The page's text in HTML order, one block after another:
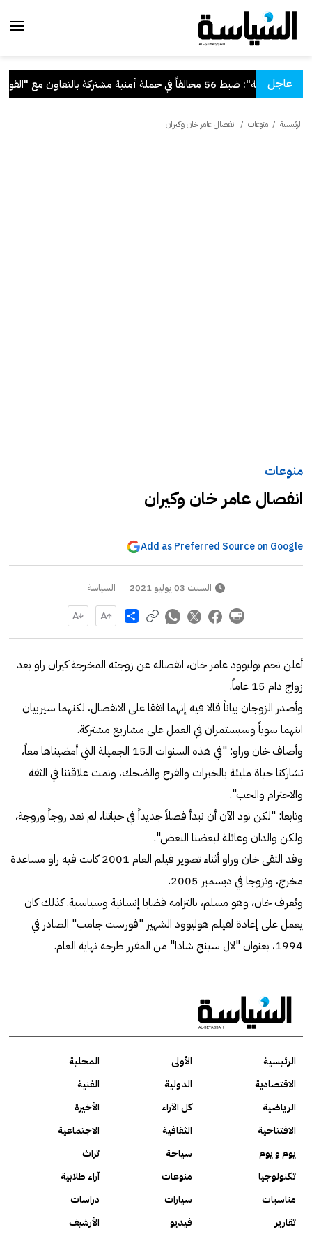
عاجل
"الداخلية": ضبط 56 مخالفاً في حملة أمنية مشتركة بالتعاون مع "القوى العاملة"
الرئيسية / منوعات / انفصال عامر خان وكيران
منوعات
انفصال عامر خان وكيران
Add as Preferred Source on Google
السبت 03 يوليو 2021 السياسة
Share
أعلن نجم بوليوود عامر خان، انفصاله عن زوجته المخرجة كيران راو بعد
زواج دام 15 عاماً.
وأصدر الزوجان بياناً قالا فيه إنهما اتفقا على الانفصال، لكنهما سيربيان
ابنهما سوياً وسيستمران في العمل على مشاريع مشتركة.
وأضاف خان وراو: "في هذه السنوات الـ15 الجميلة التي أمضيناها معاً،
تشاركنا حياة مليئة بالخبرات والفرح والضحك، ونمت علاقتنا في الثقة
والاحترام والحب".
وتابعا: "لكن نود الآن أن نبدأ فصلاً جديداً في حياتنا، لم نعد زوجاً وزوجة،
ولكن والدان وعائلة لبعضنا البعض".
وقد التقى خان وراو أثناء تصوير فيلم العام 2001 كانت فيه راو مساعدة
مخرج، وتزوجا في ديسمبر 2005.
ويُعرف خان، وهو مسلم، بالتزامه قضايا إنسانية وسياسية. كذلك كان
يعمل على إعادة لفيلم هوليوود الشهير "فورست جامب" الصادر في
1994، بعنوان "لال سينج شادا" من المقرر طرحه نهاية العام.
الرئيسية الأولى
المحلية
الاقتصادية
الدولية
الفنية
الرياضية
كل الآراء
الأخيرة
الافتتاحية
الثقافية
الاجتماعية
يوم و يوم
سياحة
تراث
تكنولوجيا
منوعات
آراء طلابية
مناسبات
سيارات
دراسات
تقارير
فيديو الأرشيف